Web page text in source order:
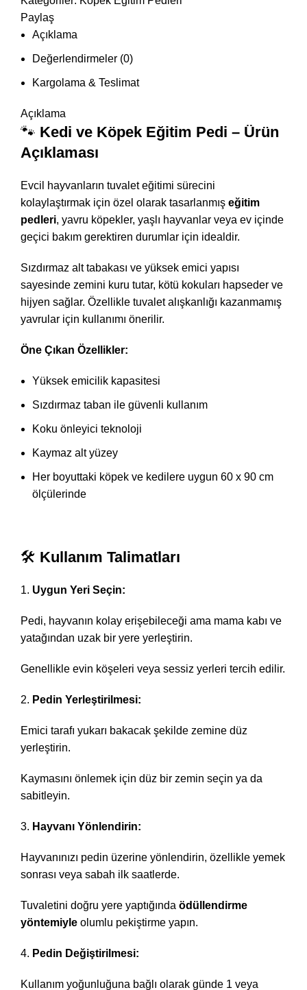
Paylaş
Açıklama
Değerlendirmeler (0)
Kargolama & Teslimat
Açıklama
🐾 Kedi ve Köpek Eğitim Pedi – Ürün
Açıklaması
Evcil hayvanların tuvalet eğitimi sürecini
kolaylaştırmak için özel olarak tasarlanmış eğitim
pedleri, yavru köpekler, yaşlı hayvanlar veya ev içinde
geçici bakım gerektiren durumlar için idealdir.
Sızdırmaz alt tabakası ve yüksek emici yapısı
sayesinde zemini kuru tutar, kötü kokuları hapseder ve
hijyen sağlar. Özellikle tuvalet alışkanlığı kazanmamış
yavrular için kullanımı önerilir.
Öne Çıkan Özellikler:
Yüksek emicilik kapasitesi
Sızdırmaz taban ile güvenli kullanım
Koku önleyici teknoloji
Kaymaz alt yüzey
Her boyuttaki köpek ve kedilere uygun 60 x 90 cm
ölçülerinde
🛠 Kullanım Talimatları
Uygun Yeri Seçin:
Pedi, hayvanın kolay erişebileceği ama mama kabı ve
yatağından uzak bir yere yerleştirin.
Genellikle evin köşeleri veya sessiz yerleri tercih edilir.
Pedin Yerleştirilmesi:
Emici tarafı yukarı bakacak şekilde zemine düz
yerleştirin.
Kaymasını önlemek için düz bir zemin seçin ya da
sabitleyin.
Hayvanı Yönlendirin:
Hayvanınızı pedin üzerine yönlendirin, özellikle yemek
sonrası veya sabah ilk saatlerde.
Tuvaletini doğru yere yaptığında ödüllendirme
yöntemiyle olumlu pekiştirme yapın.
Pedin Değiştirilmesi:
Kullanım yoğunluğuna bağlı olarak günde 1 veya